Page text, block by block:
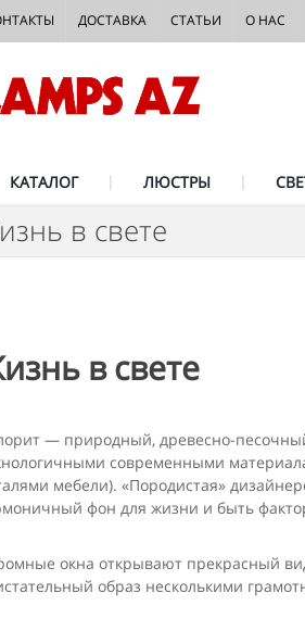
ДОСТАВКА СТАТЬИ О НАС
КАТАЛОГ ЛЮСТРЫ
в свете
в свете
— природный, древесно-
совре­менными
мебели). «Породистая»
фон для жизни и быть
окна открывают прекрасный
образ несколь­кими